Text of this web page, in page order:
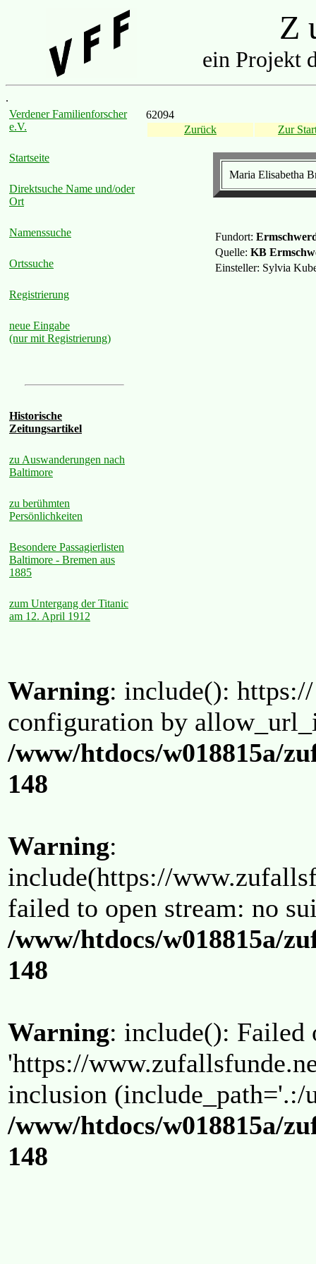
Z
ein Projekt
.
Verdener Familienforscher
e.V.
Startseite
Direktsuche Name und/oder
Ort
Namenssuche
Ortssuche
Registrierung
neue Eingabe
(nur mit Registrierung)
Historische
Zeitungsartikel
zu Auswanderungen nach
Baltimore
zu berühmten
Persönlichkeiten
Besondere Passagierlisten
Baltimore - Bremen aus
1885
zum Untergang der Titanic
am 12. April 1912
62094
Zurück
Zur
Maria Elisabetha
Fundort:
Quelle: KB
Einsteller: Sylvia
Warning: include():
configuration by
/www/htdocs/w018815a/
148
Warning:
include(https://
failed to open stream: no
/www/htdocs/w018815a/
148
Warning: include(): Failed
'https://
inclusion (include_path='.:/
/www/htdocs/w018815a/
148